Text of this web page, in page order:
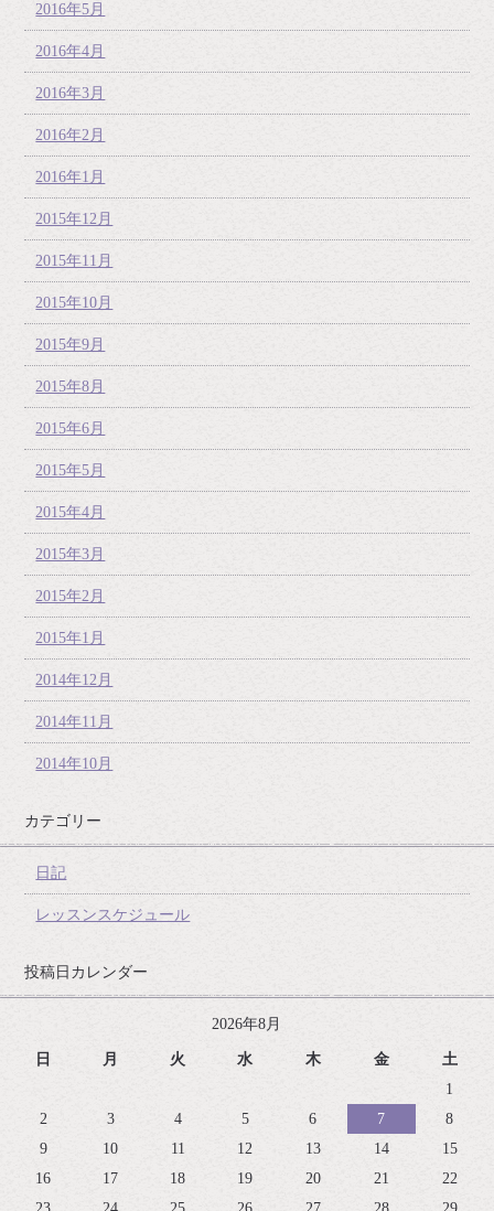
2016年5月
2016年4月
2016年3月
2016年2月
2016年1月
2015年12月
2015年11月
2015年10月
2015年9月
2015年8月
2015年6月
2015年5月
2015年4月
2015年3月
2015年2月
2015年1月
2014年12月
2014年11月
2014年10月
カテゴリー
日記
レッスンスケジュール
投稿日カレンダー
2026年8月
日 月 火 水 木 金
土
1
2
3 4 5 6 7
8
9
10 11 12 13 14
15
16
17 18 19 20 21
22